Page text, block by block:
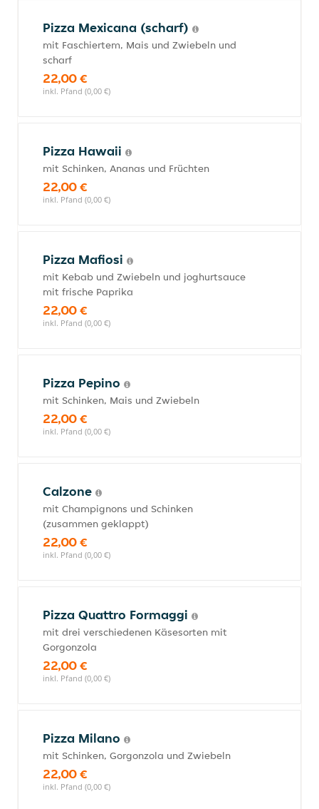
Pizza Mexicana (scharf)
mit Faschiertem, Mais und Zwiebeln und
scharf
22,00 €
inkl. Pfand (0,00 €)
Pizza Hawaii
mit Schinken, Ananas und Früchten
22,00 €
inkl. Pfand (0,00 €)
Pizza Mafiosi
mit Kebab und Zwiebeln und joghurtsauce
mit frische Paprika
22,00 €
inkl. Pfand (0,00 €)
Pizza Pepino
mit Schinken, Mais und Zwiebeln
22,00 €
inkl. Pfand (0,00 €)
Calzone
mit Champignons und Schinken
(zusammen geklappt)
22,00 €
inkl. Pfand (0,00 €)
Pizza Quattro Formaggi
mit drei verschiedenen Käsesorten mit
Gorgonzola
22,00 €
inkl. Pfand (0,00 €)
Pizza Milano
mit Schinken, Gorgonzola und Zwiebeln
22,00 €
inkl. Pfand (0,00 €)